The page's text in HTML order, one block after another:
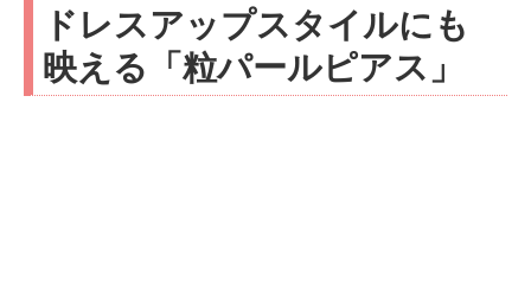
ドレスアップスタイルにも
映える「粒パールピアス」